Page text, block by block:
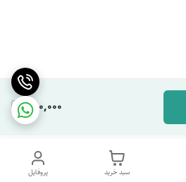
280,000
پروفایل سبد خرید